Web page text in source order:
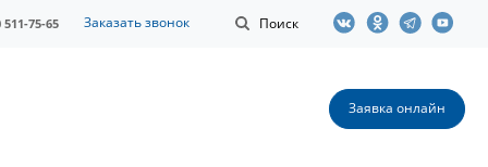
Поиск
511-75-65 Заказать звонок
Заявка онлайн